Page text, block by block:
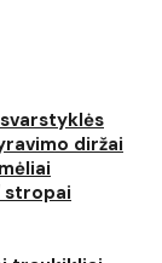
diržai
stropai